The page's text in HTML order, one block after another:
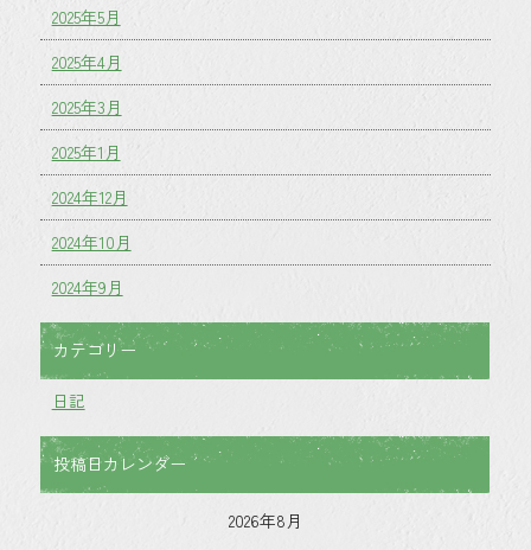
2025年5月
2025年4月
2025年3月
2025年1月
2024年12月
2024年10月
2024年9月
カテゴリー
日記
投稿日カレンダー
2026年8月